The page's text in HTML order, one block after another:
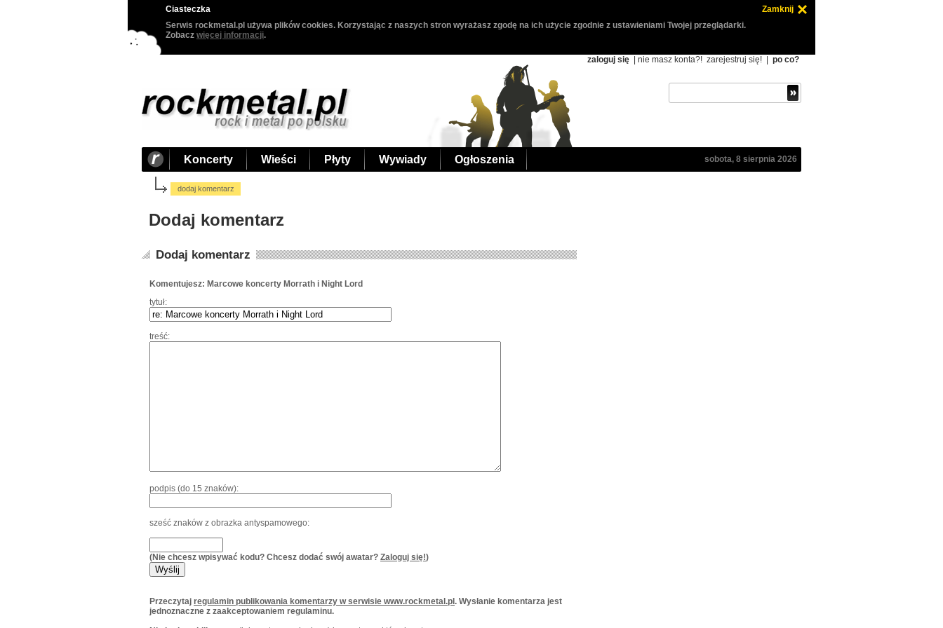
Ciasteczka
Zamknij
Serwis rockmetal.pl używa plików cookies. Korzystając z naszych stron wyrażasz zgodę na ich użycie zgodnie z ustawieniami Twojej przeglądarki.
Zobacz więcej informacji.
zaloguj się | nie masz konta?! zarejestruj się! po co?
Koncerty Wieści Płyty Wywiady Ogłoszenia sobota, 8 sierpnia 2026
dodaj komentarz
Dodaj komentarz
Dodaj komentarz
Komentujesz: Marcowe koncerty Morrath i Night Lord
tytuł:
treść:
podpis (do 15 znaków):
sześć znaków z obrazka antyspamowego:
(Nie chcesz wpisywać kodu? Chcesz dodać swój awatar? Zaloguj się!)
Przeczytaj regulamin publikowania komentarzy w serwisie www.rockmetal.pl . Wysłanie komentarza jest
jednoznaczne z zaakceptowaniem regulaminu.